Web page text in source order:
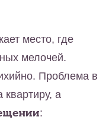
место, где
мелочей.
Проблема в
квартиру, а
: